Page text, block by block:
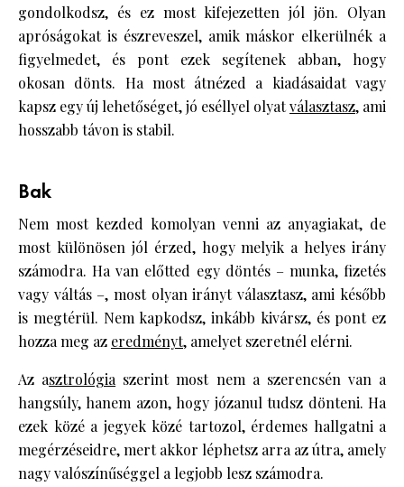
gondolkodsz, és ez most kifejezetten jól jön. Olyan
apróságokat is észreveszel, amik máskor elkerülnék a
figyelmedet, és pont ezek segítenek abban, hogy
okosan dönts. Ha most átnézed a kiadásaidat vagy
kapsz egy új lehetőséget, jó eséllyel olyatválasztasz, ami
hosszabb távon is stabil.
Bak
Nem most kezded komolyan venni az anyagiakat, de
most különösen jól érzed, hogy melyik a helyes irány
számodra. Ha van előtted egy döntés – munka, fizetés
vagy váltás –, most olyan irányt választasz, ami később
is megtérül. Nem kapkodsz, inkább kivársz, és pont ez
hozza meg az eredményt, amelyet szeretnél elérni.
Az asztrológiaszerint most nem a szerencsén van a
hangsúly, hanem azon, hogy józanul tudsz dönteni. Ha
ezek közé a jegyek közé tartozol, érdemes hallgatni a
megérzéseidre, mert akkor léphetsz arra az útra, amely
nagy valószínűséggel a legjobb lesz számodra.